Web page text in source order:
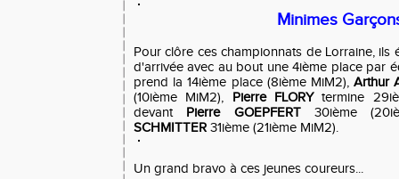
Minimes
Pour clôre ces championnats de Lorraine, ils
d'arrivée avec au bout une 4ième place par
prend la 14ième place (8ième MiM2),Arthur
(10ième MiM2), Pierre FLORYtermine
devant Pierre GOEPFERT30ième
SCHMITTER 31ième (21ième MiM2).
Un grand bravo à ces jeunes coureurs...